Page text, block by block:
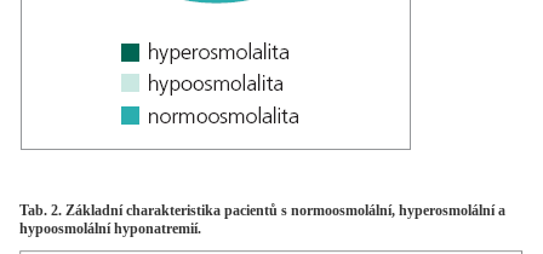
Tab. 2. Základní charakteristika pacientů s normoosmolální, hyperosmolální a
hypoosmolální hyponatremií.